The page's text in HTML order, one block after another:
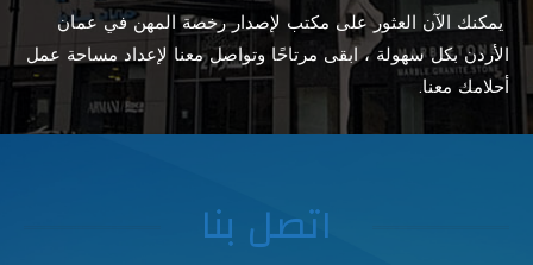
يمكنك الآن العثور على مكتب لإصدار رخصة المهن في عمان
الأردن بكل سهولة ، ابقى مرتاحًا وتواصل معنا لإعداد مساحة عمل
أحلامك معنا.
اتصل بنا